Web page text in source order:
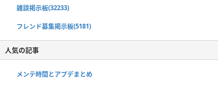
雑談掲示板(32233)
フレンド募集掲示板(5181)
人気の記事
メンテ時間とアプデまとめ